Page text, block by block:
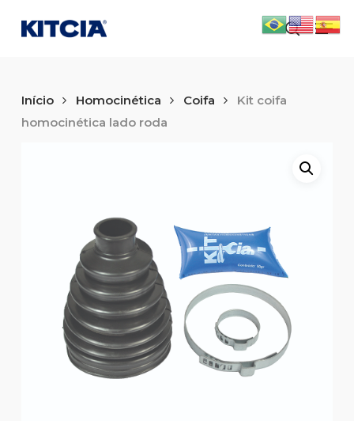
main
search
Início Homocinética Coifa
Kit coifa
homocinética lado roda